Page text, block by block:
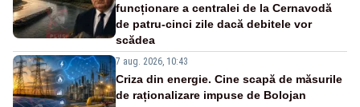
funcționare a centralei de la Cernavodă
de patru-cinci zile dacă debitele vor
scădea
7 aug. 2026, 10:43
Criza din energie. Cine scapă de măsurile
de raționalizare impuse de Bolojan